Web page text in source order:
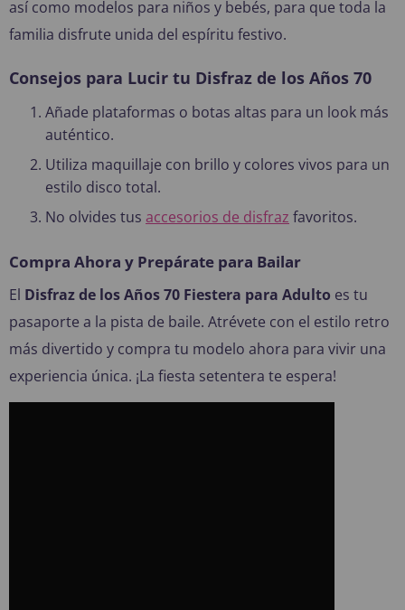
así como modelos para niños y bebés, para que toda la
familia disfrute unida del espíritu festivo.
Consejos para Lucir tu Disfraz de los Años 70
Añade plataformas o botas altas para un look más
auténtico.
Utiliza maquillaje con brillo y colores vivos para un
estilo disco total.
No olvides tus accesorios de disfraz favoritos.
Compra Ahora y Prepárate para Bailar
El Disfraz de los Años 70 Fiestera para Adulto es tu
pasaporte a la pista de baile. Atrévete con el estilo retro
más divertido y compra tu modelo ahora para vivir una
experiencia única. ¡La fiesta setentera te espera!